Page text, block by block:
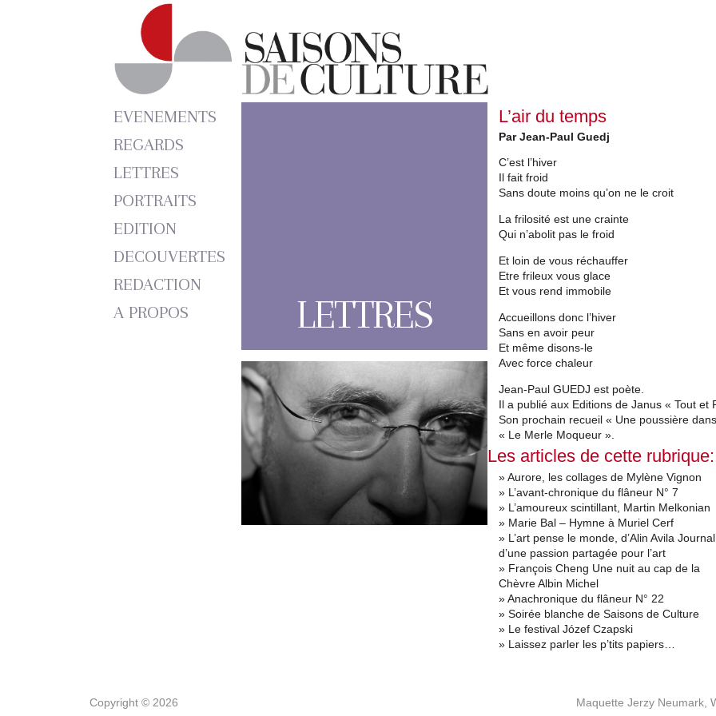
EVENEMENTS
REGARDS
LETTRES
PORTRAITS
EDITION
DECOUVERTES
REDACTION
A PROPOS
LETTRES
L’air du temps
Par Jean-Paul Guedj
C’est l’hiver
Il fait froid
Sans doute moins qu’on ne le croit
La frilosité est une crainte
Qui n’abolit pas le froid
Et loin de vous réchauffer
Etre frileux vous glace
Et vous rend immobile
Accueillons donc l’hiver
Sans en avoir peur
Et même disons-le
Avec force chaleur
Jean-Paul GUEDJ est poète.
Il a publié aux Editions de Janus « Tout et
Son prochain recueil « Une poussière
« Le Merle Moqueur ».
Les articles de cette rubrique:
» Aurore, les collages de Mylène Vignon
» L’avant-chronique du flâneur N° 7
» L’amoureux scintillant, Martin Melkonian
» Marie Bal – Hymne à Muriel Cerf
» L’art pense le monde, d’Alin Avila Journal
d’une passion partagée pour l’art
» François Cheng Une nuit au cap de la
Chèvre Albin Michel
» Anachronique du flâneur N° 22
» Soirée blanche de Saisons de Culture
» Le festival Józef Czapski
» Laissez parler les p’tits papiers…
Copyright © 2026 Maquette Jerzy Neumark,